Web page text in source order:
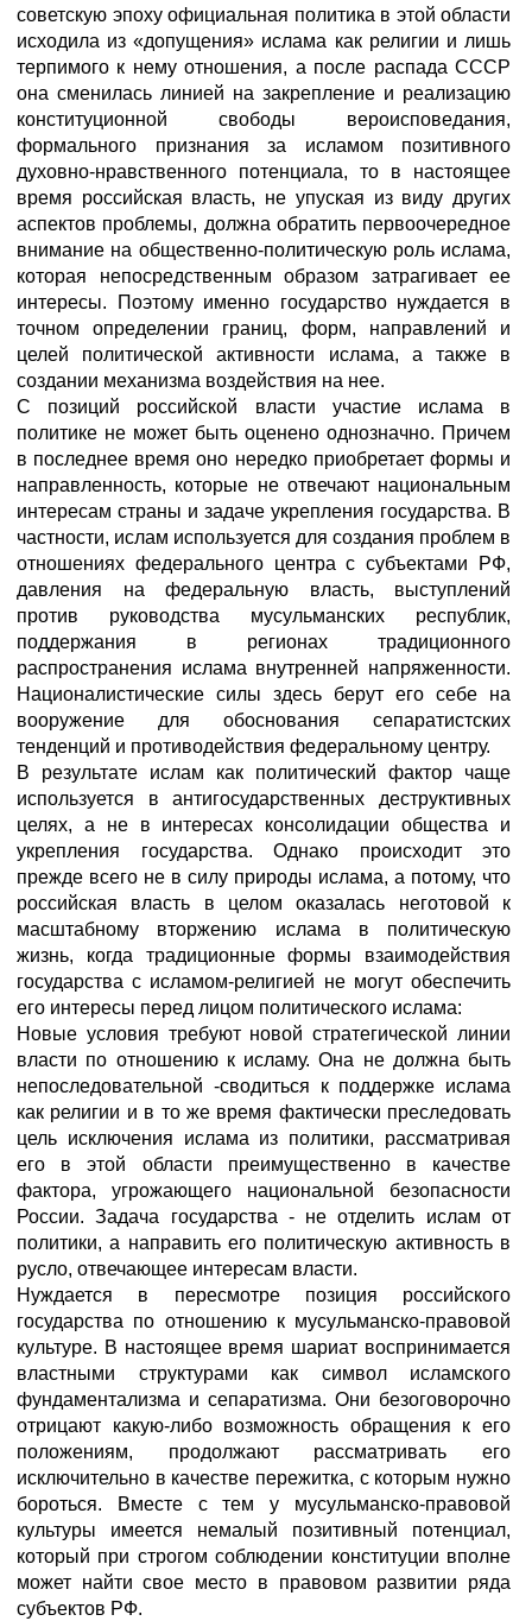
советскую эпоху официальная политика в этой области
исходила из «допущения» ислама как религии и лишь
терпимого к нему отношения, а после распада СССР
она сменилась линией на закрепление и реализацию
конституционной свободы вероисповедания,
формального признания за исламом позитивного
духовно-нравственного потенциала, то в настоящее
время российская власть, не упуская из виду других
аспектов проблемы, должна обратить первоочередное
внимание на общественно-политическую роль ислама,
которая непосредственным образом затрагивает ее
интересы. Поэтому именно государство нуждается в
точном определении границ, форм, направлений и
целей политической активности ислама, а также в
создании механизма воздействия на нее.
С позиций российской власти участие ислама в
политике не может быть оценено однозначно. Причем
в последнее время оно нередко приобретает формы и
направленность, которые не отвечают национальным
интересам страны и задаче укрепления государства. В
частности, ислам используется для создания проблем в
отношениях федерального центра с субъектами РФ,
давления на федеральную власть, выступлений
против руководства мусульманских республик,
поддержания в регионах традиционного
распространения ислама внутренней напряженности.
Националистические силы здесь берут его себе на
вооружение для обоснования сепаратистских
тенденций и противодействия федеральному центру.
В результате ислам как политический фактор чаще
используется в антигосударственных деструктивных
целях, а не в интересах консолидации общества и
укрепления государства. Однако происходит это
прежде всего не в силу природы ислама, а потому, что
российская власть в целом оказалась неготовой к
масштабному вторжению ислама в политическую
жизнь, когда традиционные формы взаимодействия
государства с исламом-религией не могут обеспечить
его интересы перед лицом политического ислама:
Новые условия требуют новой стратегической линии
власти по отношению к исламу. Она не должна быть
непоследовательной -сводиться к поддержке ислама
как религии и в то же время фактически преследовать
цель исключения ислама из политики, рассматривая
его в этой области преимущественно в качестве
фактора, угрожающего национальной безопасности
России. Задача государства - не отделить ислам от
политики, а направить его политическую активность в
русло, отвечающее интересам власти.
Нуждается в пересмотре позиция российского
государства по отношению к мусульманско-правовой
культуре. В настоящее время шариат воспринимается
властными структурами как символ исламского
фундаментализма и сепаратизма. Они безоговорочно
отрицают какую-либо возможность обращения к его
положениям, продолжают рассматривать его
исключительно в качестве пережитка, с которым нужно
бороться. Вместе с тем у мусульманско-правовой
культуры имеется немалый позитивный потенциал,
который при строгом соблюдении конституции вполне
может найти свое место в правовом развитии ряда
субъектов РФ.